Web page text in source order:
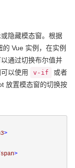
隐藏模态窗。根据
Vue 实例，在实例
通过切换布尔值并
以使用
v-if 或者
放置模态窗的切换按
>
span>